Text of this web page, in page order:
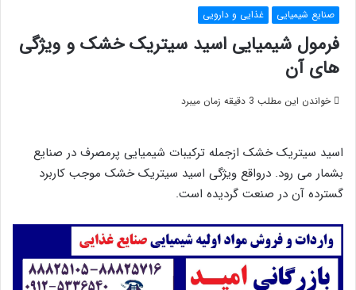
صنایع شیمیایی غذایی و دارویی
فرمول شیمیایی اسید سیتریک خشک و ویژگی
های آن
خواندن این مطلب 3 دقیقه زمان میبرد
اسید سیتریک خشک ازجمله ترکیبات شیمیایی پرمصرف در صنایع
بشمار می رود. درواقع ویژگی اسید سیتریک خشک موجب کاربرد
گسترده آن در صنعت گردیده است.